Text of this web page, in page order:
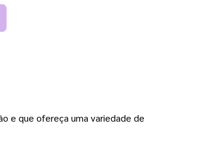
e que ofereça uma variedade de